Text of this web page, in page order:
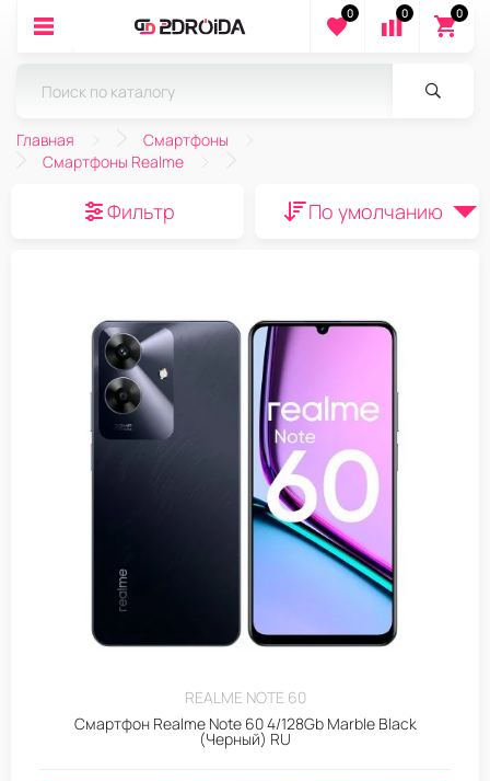
0 0 0
Главная
Смартфоны
Смартфоны Realme
Фильтр По умолчанию
REALME NOTE 60
Смартфон Realme Note 60 4/128Gb Marble Black
(Черный) RU